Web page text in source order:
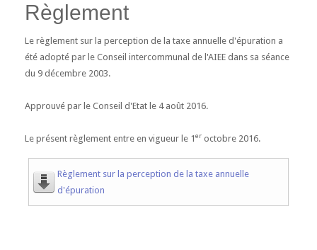
Règlement
Le règlement sur la perception de la taxe annuelle d'épuration a
été adopté par le Conseil intercommunal de l'AIEE dans sa séance
du 9 décembre 2003.
Approuvé par le Conseil d'Etat le 4 août 2016.
Le présent règlement entre en vigueur le 1er octobre 2016.
Règlement sur la perception de la taxe annuelle
d'épuration